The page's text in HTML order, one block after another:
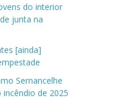
do interior
junta na
[ainda]
Sernancelhe
de 2025